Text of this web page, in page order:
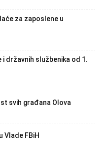
za zaposlene u
državnih službenika od 1.
svih građana Olova
Vlade FBiH